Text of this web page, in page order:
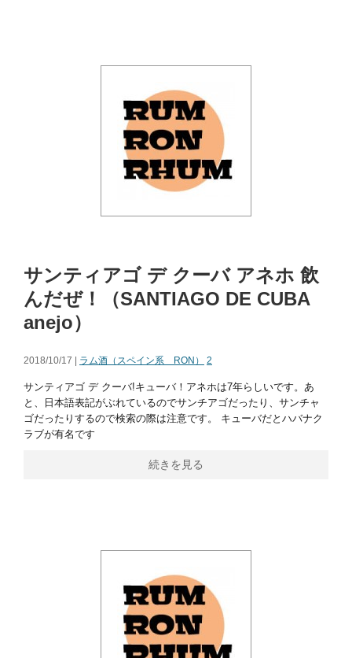
サンティアゴ デ クーバ アネホ 飲
んだぜ！（SANTIAGO DE CUBA
anejo）
2018/10/17 | ラム酒（スペイン系 RON） 2
サンティアゴ デ クーバ!キューバ！アネホは7年らしいです。あ
と、日本語表記がぶれているのでサンチアゴだったり、サンチャ
ゴだったりするので検索の際は注意です。 キューバだとハバナク
ラブが有名です
続きを見る